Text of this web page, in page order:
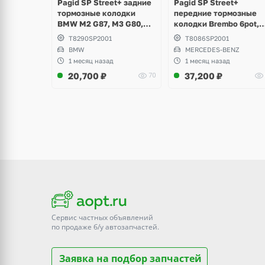
Pagid SP Street+ задние
тормозные колодки
BMW M2 G87, M3 G80,
G81 Touring, M4
Competition G82, M5 F10,
M6 F06, F13, X3M F97,
X4M F98
T8290SP2001
BMW
1 месяц назад
20,700 ₽ 70
Pagid SP Street+
передние тормозные
колодки Brembo 6pot,
Mercedes-Benz AMG GT
W190, SLS W197, S-class
W220, W221, W222, CLS
W218, W219
T8086SP2001
MERCEDES-BENZ
1 месяц назад
37,200 ₽
Сервис частных объявлений
по продаже б/уавтозапчастей.
Заявка на подбор запчастей